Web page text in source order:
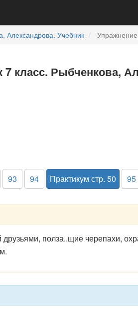
Александрова. Учебник
класс. Рыбченкова,
93 94 Практикум стр. 50 95
полза..щие черепахи,